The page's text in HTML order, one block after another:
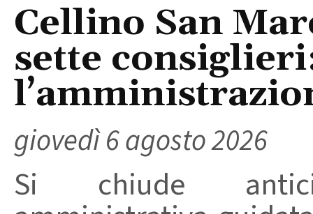
Cellino San
sette
giovedì 6 agosto 2026
Si chiude